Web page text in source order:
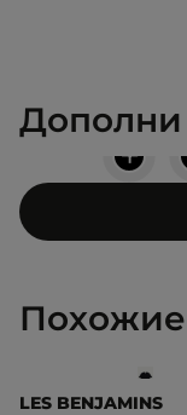
Дополни
+
LES BENJAMINS